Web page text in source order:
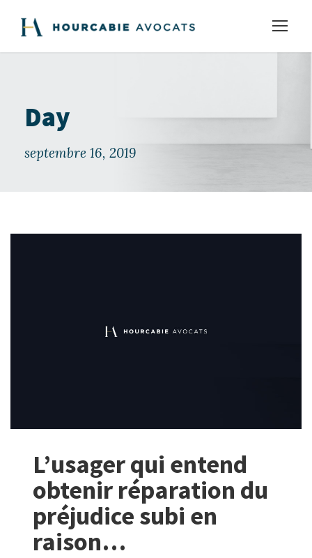
Day
septembre 16, 2019
L’usager qui entend
obtenir réparation du
préjudice subi en
raison…